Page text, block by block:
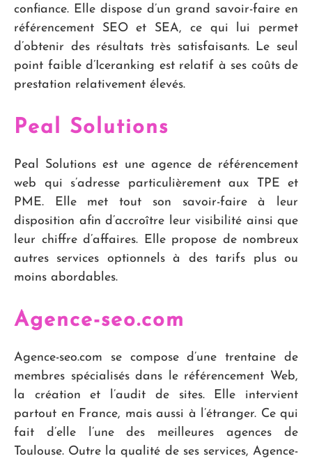
confiance. Elle dispose d’un grand savoir-faire en
référencement SEO et SEA, ce qui lui permet
d’obtenir des résultats très satisfaisants. Le seul
point faible d’Iceranking est relatif à ses coûts de
prestation relativement élevés.
Peal Solutions
Peal Solutions est une agence de référencement
web qui s’adresse particulièrement aux TPE et
PME. Elle met tout son savoir-faire à leur
disposition afin d’accroître leur visibilité ainsi que
leur chiffre d’affaires. Elle propose de nombreux
autres services optionnels à des tarifs plus ou
moins abordables.
Agence-seo.com
Agence-seo.com se compose d’une trentaine de
membres spécialisés dans le référencement Web,
la création et l’audit de sites. Elle intervient
partout en France, mais aussi à l’étranger. Ce qui
fait d’elle l’une des meilleures agences de
Toulouse. Outre la qualité de ses services, Agence-